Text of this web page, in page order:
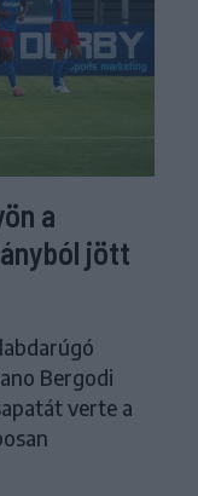
a
jött
Bergodi
verte a